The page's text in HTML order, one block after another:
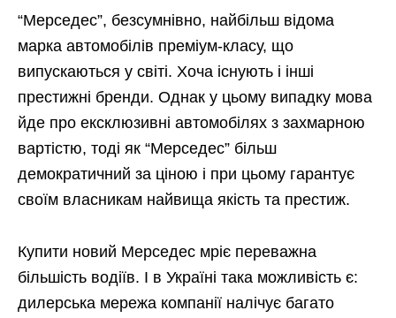
“Мерседес”, безсумнівно, найбільш відома
марка автомобілів преміум-класу, що
випускаються у світі. Хоча існують і інші
престижні бренди. Однак у цьому випадку мова
йде про ексклюзивні автомобілях з захмарною
вартістю, тоді як “Мерседес” більш
демократичний за ціною і при цьому гарантує
своїм власникам найвища якість та престиж.
Купити новий Мерседес мріє переважна
більшість водіїв. І в Україні така можливість є:
дилерська мережа компанії налічує багато